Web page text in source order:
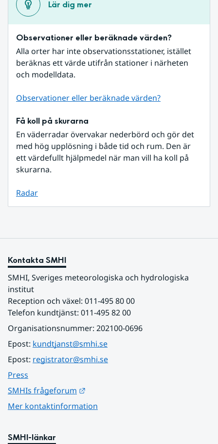
Lär dig mer
Observationer eller beräknade värden?
Alla orter har inte observationsstationer, istället
beräknas ett värde utifrån stationer i närheten
och modelldata.
Observationer eller beräknade värden?
Få koll på skurarna
En väderradar övervakar nederbörd och gör det
med hög upplösning i både tid och rum. Den är
ett värdefullt hjälpmedel när man vill ha koll på
skurarna.
Radar
Kontakta SMHI
SMHI, Sveriges meteorologiska och hydrologiska
institut
Reception och växel: 011-495 80 00
Telefon kundtjänst: 011-495 82 00
Organisationsnummer: 202100-0696
Epost: kundtjanst@smhi.se
Epost: registrator@smhi.se
Press
SMHIs frågeforum
Mer kontaktinformation
SMHI-länkar